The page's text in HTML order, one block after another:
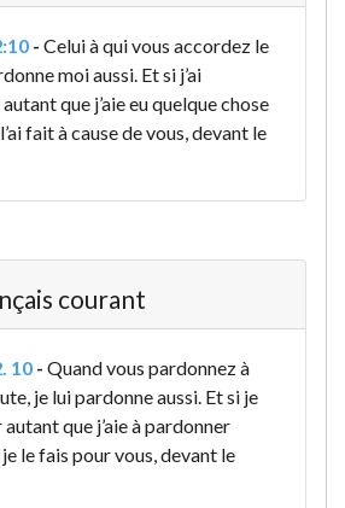
- Celui à qui vous accordez le
moi aussi. Et si j’ai
que j’aie eu quelque chose
fait à cause de vous, devant le
courant
10 - Quand vous pardonnez à
je lui pardonne aussi. Et si je
que j’aie à pardonner
le fais pour vous, devant le